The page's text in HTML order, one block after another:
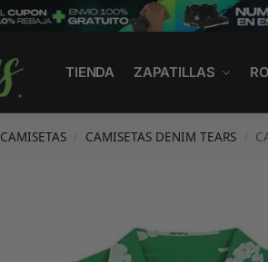
TIENDA ZAPATILLAS
CAMISETAS CAMISETAS DENIM TEARS